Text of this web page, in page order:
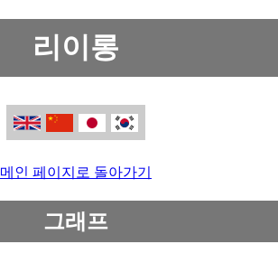
리이롱
메인 페이지로 돌아가기
그래프